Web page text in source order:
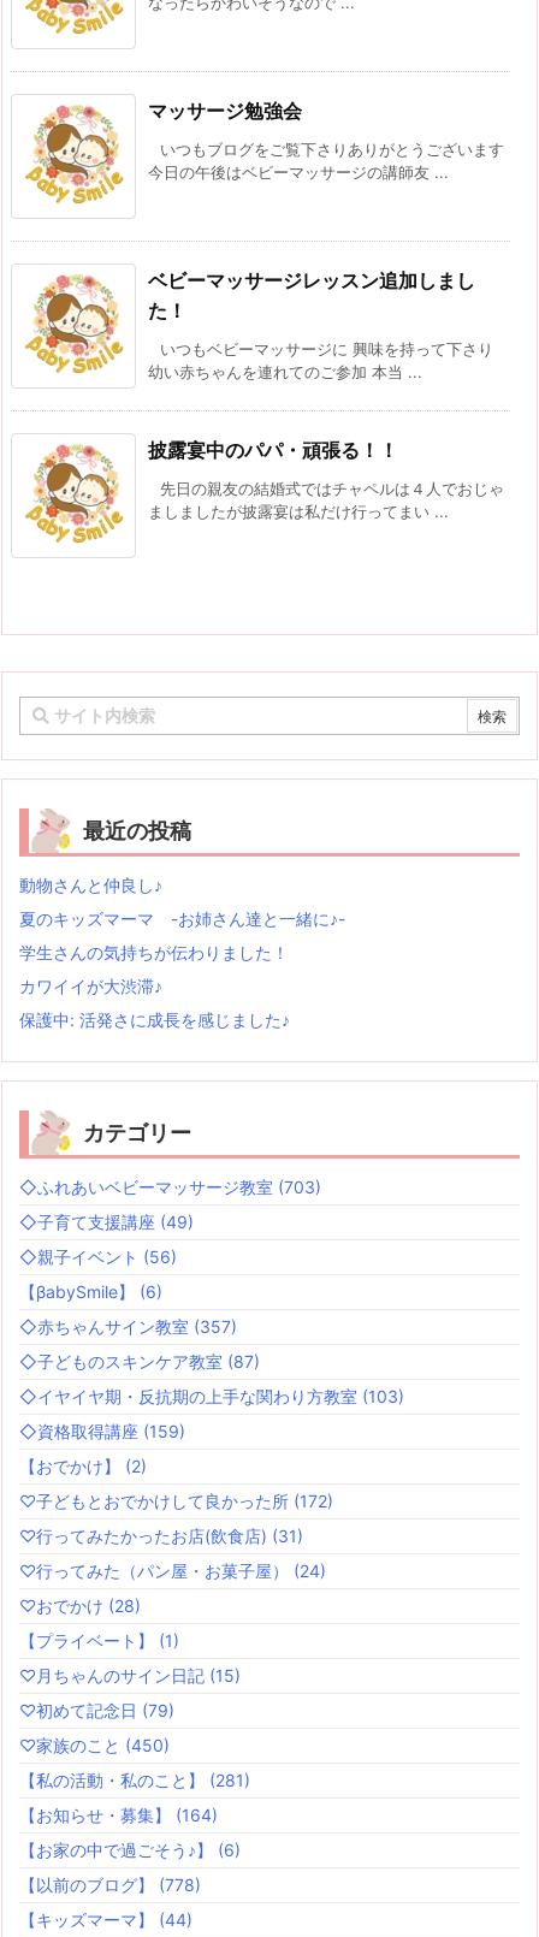
マッサージ勉強会
いつもブログをご覧下さりありがとうございます
今日の午後はベビーマッサージの講師友 ...
ベビーマッサージレッスン追加しまし
た！
いつもベビーマッサージに 興味を持って下さり
幼い赤ちゃんを連れてのご参加 本当 ...
披露宴中のパパ・頑張る！！
先日の親友の結婚式ではチャペルは４人でおじゃ
ましましたが披露宴は私だけ行ってまい ...
最近の投稿
動物さんと仲良し♪
夏のキッズマーマ -お姉さん達と一緒に♪-
学生さんの気持ちが伝わりました！
カワイイが大渋滞♪
保護中: 活発さに成長を感じました♪
カテゴリー
◇ふれあいベビーマッサージ教室 (703)
◇子育て支援講座 (49)
◇親子イベント (56)
【βabySmile】 (6)
◇赤ちゃんサイン教室 (357)
◇子どものスキンケア教室 (87)
◇イヤイヤ期・反抗期の上手な関わり方教室 (103)
◇資格取得講座 (159)
【おでかけ】 (2)
♡子どもとおでかけして良かった所 (172)
♡行ってみたかったお店(飲食店) (31)
♡行ってみた（パン屋・お菓子屋） (24)
♡おでかけ (28)
【プライベート】 (1)
♡月ちゃんのサイン日記 (15)
♡初めて記念日 (79)
♡家族のこと (450)
【私の活動・私のこと】 (281)
【お知らせ・募集】 (164)
【お家の中で過ごそう♪】 (6)
【以前のブログ】 (778)
【キッズマーマ】 (44)